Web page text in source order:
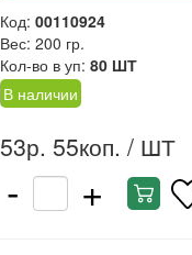
Код: 00110924
Вес: 200 гр.
Кол-во в уп: 80 ШТ
В наличии
53р. 55коп. / ШТ
- +